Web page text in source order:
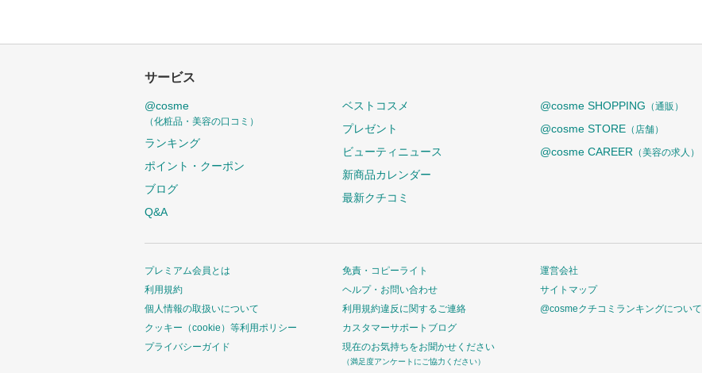
サービス
@cosme
（化粧品・美容の口コミ）
ランキング
ポイント・クーポン
ブログ
Q&A
ベストコスメ
プレゼント
ビューティニュース
新商品カレンダー
最新クチコミ
@cosme SHOPPING （通販）
@cosme STORE （店舗）
@cosme CAREER （美容の求人）
プレミアム会員とは
利用規約
個人情報の取扱いについて
クッキー（cookie）等利用ポリシー
プライバシーガイド
免責・コピーライト
ヘルプ・お問い合わせ
利用規約違反に関するご連絡
カスタマーサポートブログ
現在のお気持ちをお聞かせください
（満足度アンケートにご協力ください）
運営会社
サイトマップ
@cosmeクチコミランキングについて